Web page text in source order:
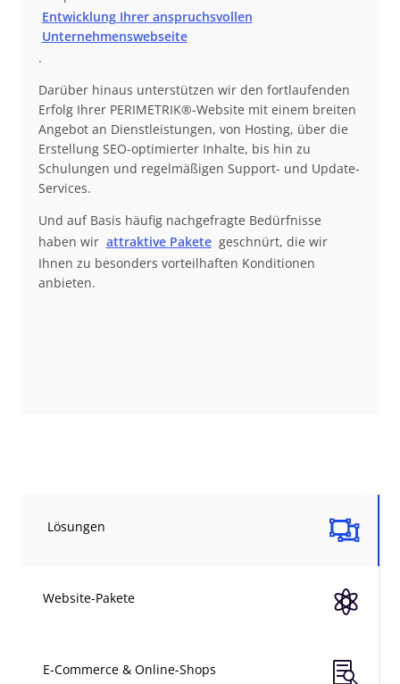
Entwicklung Ihrer anspruchsvollen
Unternehmenswebseite
.
Darüber hinaus unterstützen wir den fortlaufenden
Erfolg Ihrer PERIMETRIK®-Website mit einem breiten
Angebot an Dienstleistungen, von Hosting, über die
Erstellung SEO-optimierter Inhalte, bis hin zu
Schulungen und regelmäßigen Support- und Update-
Services.
Und auf Basis häufig nachgefragte Bedürfnisse
haben wir attraktive Pakete geschnürt, die wir
Ihnen zu besonders vorteilhaften Konditionen
anbieten.

Lösungen

Website-Pakete

E-Commerce & Online-Shops